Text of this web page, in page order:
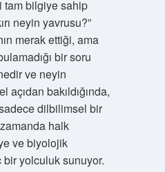
tam bilgiye sahip
neyin yavrusu?”
merak ettiği, ama
bir soru
ve neyin
bakıldığında,
dilbilimsel bir
halk
ve biyolojik
yolculuk sunuyor.